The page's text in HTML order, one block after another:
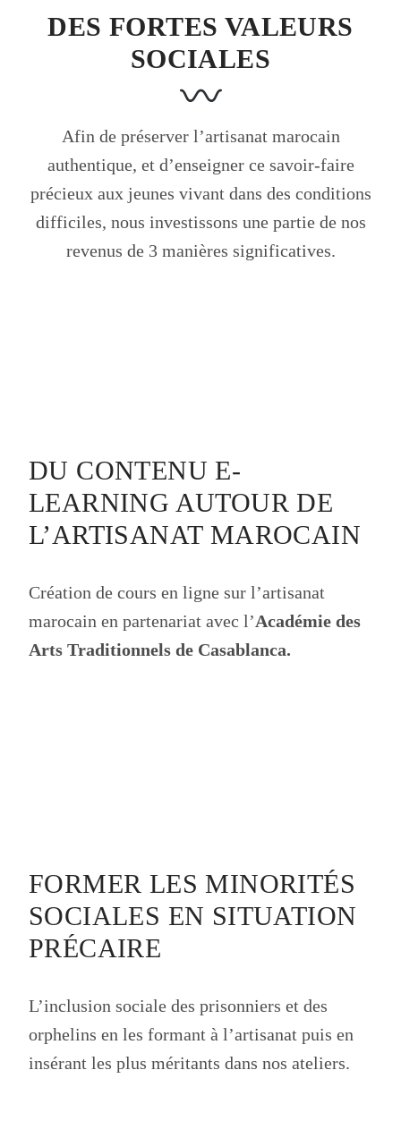
DES FORTES VALEURS
SOCIALES
Afin de préserver l’artisanat marocain
authentique, et d’enseigner ce savoir-faire
précieux aux jeunes vivant dans des conditions
difficiles, nous investissons une partie de nos
revenus de 3 manières significatives.
DU CONTENU E-
LEARNING AUTOUR DE
L’ARTISANAT MAROCAIN
Création de cours en ligne sur l’artisanat
marocain en partenariat avec l’Académie des
Arts Traditionnels de Casablanca.
FORMER LES MINORITÉS
SOCIALES EN SITUATION
PRÉCAIRE
L’inclusion sociale des prisonniers et des
orphelins en les formant à l’artisanat puis en
insérant les plus méritants dans nos ateliers.